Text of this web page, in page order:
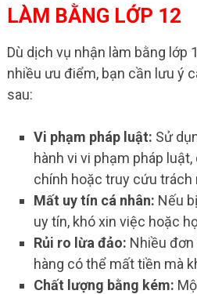
LÀM BẰNG LỚP 12
Dù dịch vụ nhận làm bằng lớp
nhiều ưu điểm, bạn cần lưu ý
sau:
Vi phạm pháp luật: Sử
hành vi vi phạm pháp
chính hoặc truy cứu trách
Mất uy tín cá nhân: Nếu
uy tín, khó xin việc hoặc
Rủi ro lừa đảo: Nhiều đơn
hàng có thể mất tiền mà
Chất lượng bằng kém: